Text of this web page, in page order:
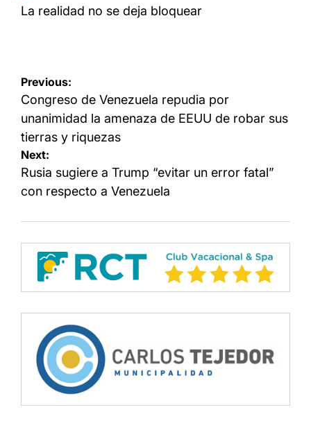
INLa realidad no se deja bloquear
Navegación
de
entradas
Previous:
Congreso de Venezuela repudia por
unanimidad la amenaza de EEUU de robar sus
tierras y riquezas
Next:
Rusia sugiere a Trump “evitar un error fatal”
con respecto a Venezuela